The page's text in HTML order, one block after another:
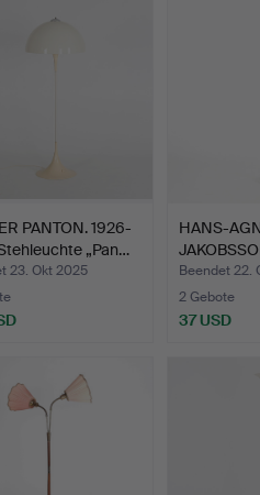
PANTON. 1926-
„Pan…
23. Okt 2025
HANS-
Beendet 22.
2 Gebote
37 USD